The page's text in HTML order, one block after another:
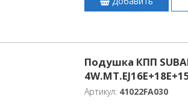
Подушка КПП
Артикул: 41022FA030